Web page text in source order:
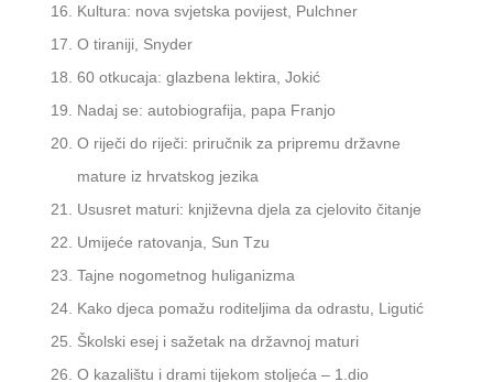
Kultura: nova svjetska povijest, Pulchner
O tiraniji, Snyder
60 otkucaja: glazbena lektira, Jokić
Nadaj se: autobiografija, papa Franjo
O riječi do riječi: priručnik za pripremu državne
mature iz hrvatskog jezika
Ususret maturi: književna djela za cjelovito čitanje
Umijeće ratovanja, Sun Tzu
Tajne nogometnog huliganizma
Kako djeca pomažu roditeljima da odrastu, Ligutić
Školski esej i sažetak na državnoj maturi
O kazalištu i drami tijekom stoljeća – 1.dio